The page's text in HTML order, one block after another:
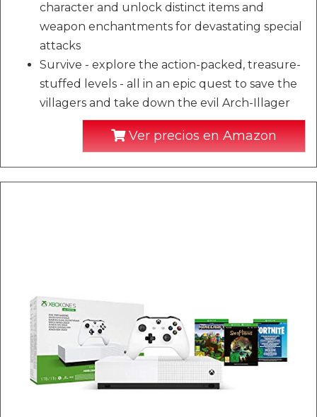
character and unlock distinct items and
weapon enchantments for devastating special
attacks
Survive - explore the action-packed, treasure-
stuffed levels - all in an epic quest to save the
villagers and take down the evil Arch-Illager
Ver precios en Amazon